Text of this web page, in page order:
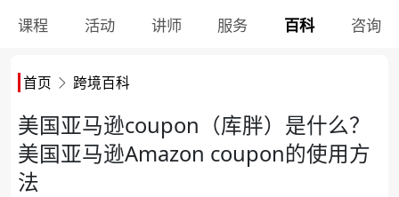
课程 活动 讲师 服务 百科 咨询
首页 跨境百科
美国亚马逊coupon（库胖）是什么？
美国亚马逊Amazon coupon的使用方
法